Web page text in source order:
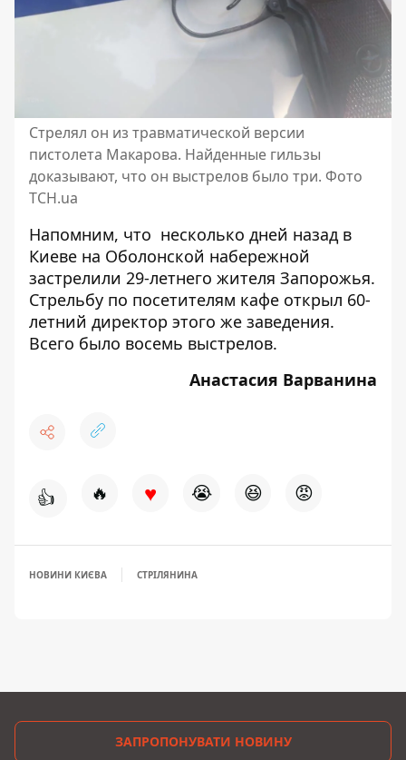
Стрелял он из травматической версии
пистолета Макарова. Найденные гильзы
доказывают, что он выстрелов было три. Фото
ТСН.ua
Напомним, что несколько дней назад в
Киеве на Оболонской набережной
застрелили 29-летнего жителя Запорожья.
Стрельбу по посетителям кафе открыл 60-
летний директор этого же заведения.
Всего было восемь выстрелов.
Анастасия Варванина
👍 🔥 ♥ 😭 😆 😡
НОВИНИ КИЄВА СТРІЛЯНИНА
ЗАПРОПОНУВАТИ НОВИНУ